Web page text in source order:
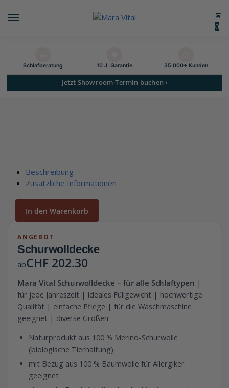
0
Schlaf­beratung 10 J. Garantie 35.000+ Kunden
Jetzt Showroom-Termin buchen ›
Beschreibung
Zusätzliche Informationen
In den Warenkorb
ANGEBOT
Schurwolldecke
abCHF 202.30
Mara Vital Schurwolldecke – für alle Schlaftypen |
für jede Jahreszeit | ideales Füllgewicht | hochwertige
Qualität | einfache Pflege | für die Waschmaschine
geeignet | diverse Größen
Naturprodukt aus 100 % Merino-Schurwolle
(biologische Tierhaltung)
mit Bezug aus 100 % Baumwolle für Allergiker
geeignet